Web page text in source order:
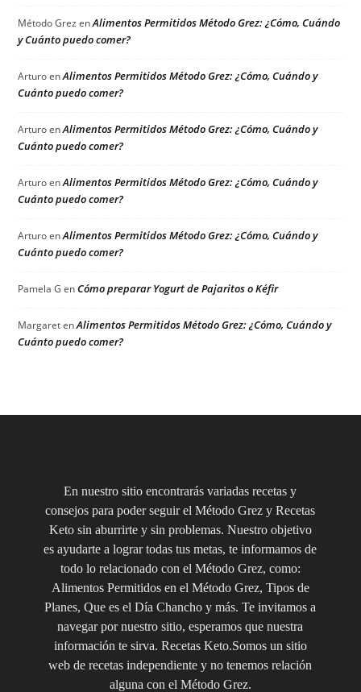
Método Grez enAlimentos Permitidos Método Grez: ¿Cómo, Cuándo
y Cuánto puedo comer?
ArturoenAlimentos Permitidos Método Grez: ¿Cómo, Cuándo y
Cuánto puedo comer?
ArturoenAlimentos Permitidos Método Grez: ¿Cómo, Cuándo y
Cuánto puedo comer?
ArturoenAlimentos Permitidos Método Grez: ¿Cómo, Cuándo y
Cuánto puedo comer?
ArturoenAlimentos Permitidos Método Grez: ¿Cómo, Cuándo y
Cuánto puedo comer?
Pamela G enCómo preparar Yogurt de Pajaritos o Kéfir
MargaretenAlimentos Permitidos Método Grez: ¿Cómo, Cuándo y
Cuánto puedo comer?
En nuestro sitio encontrarás variadas recetas y
consejos para poder seguir el Método Grez y Recetas
Keto sin aburrirte y sin problemas. Nuestro objetivo
es ayudarte a lograr todas tus metas, te informamos de
todo lo relacionado con el Método Grez, como:
Alimentos Permitidos en el Método Grez, Tipos de
Planes, Que es el Día Chancho y más. Te invitamos a
navegar por nuestro sitio, esperamos que nuestra
información te sirva. Recetas Keto.Somos un sitio
web de recetas independiente y no tenemos relación
alguna con el Método Grez.